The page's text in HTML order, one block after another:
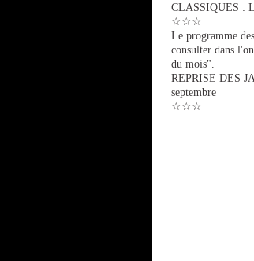
CLASSIQUES :
☆☆☆
Le programme
consulter dans
du mois".
REPRISE DES
septembre
☆☆☆